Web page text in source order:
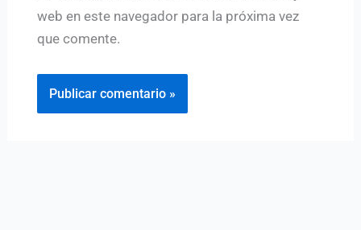
web en este navegador para la próxima vez
que comente.